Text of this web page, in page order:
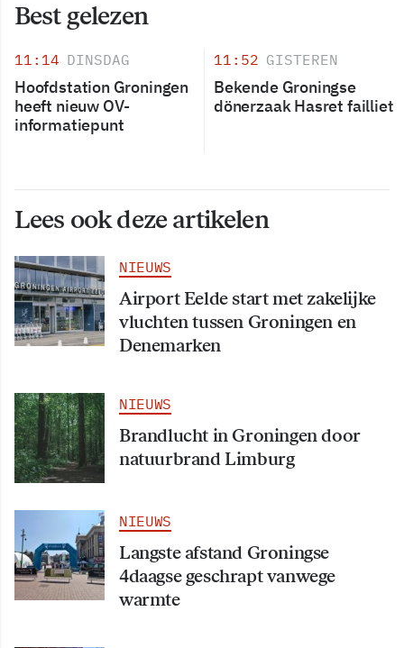
Best gelezen
11:14 DINSDAG
Hoofdstation Groningen
heeft nieuw OV-
informatiepunt
11:52 GISTEREN
Bekende Groningse
dönerzaak Hasret failliet
Lees ook deze artikelen
NIEUWS
Airport Eelde start met zakelijke
vluchten tussen Groningen en
Denemarken
NIEUWS
Brandlucht in Groningen door
natuurbrand Limburg
NIEUWS
Langste afstand Groningse
4daagse geschrapt vanwege
warmte